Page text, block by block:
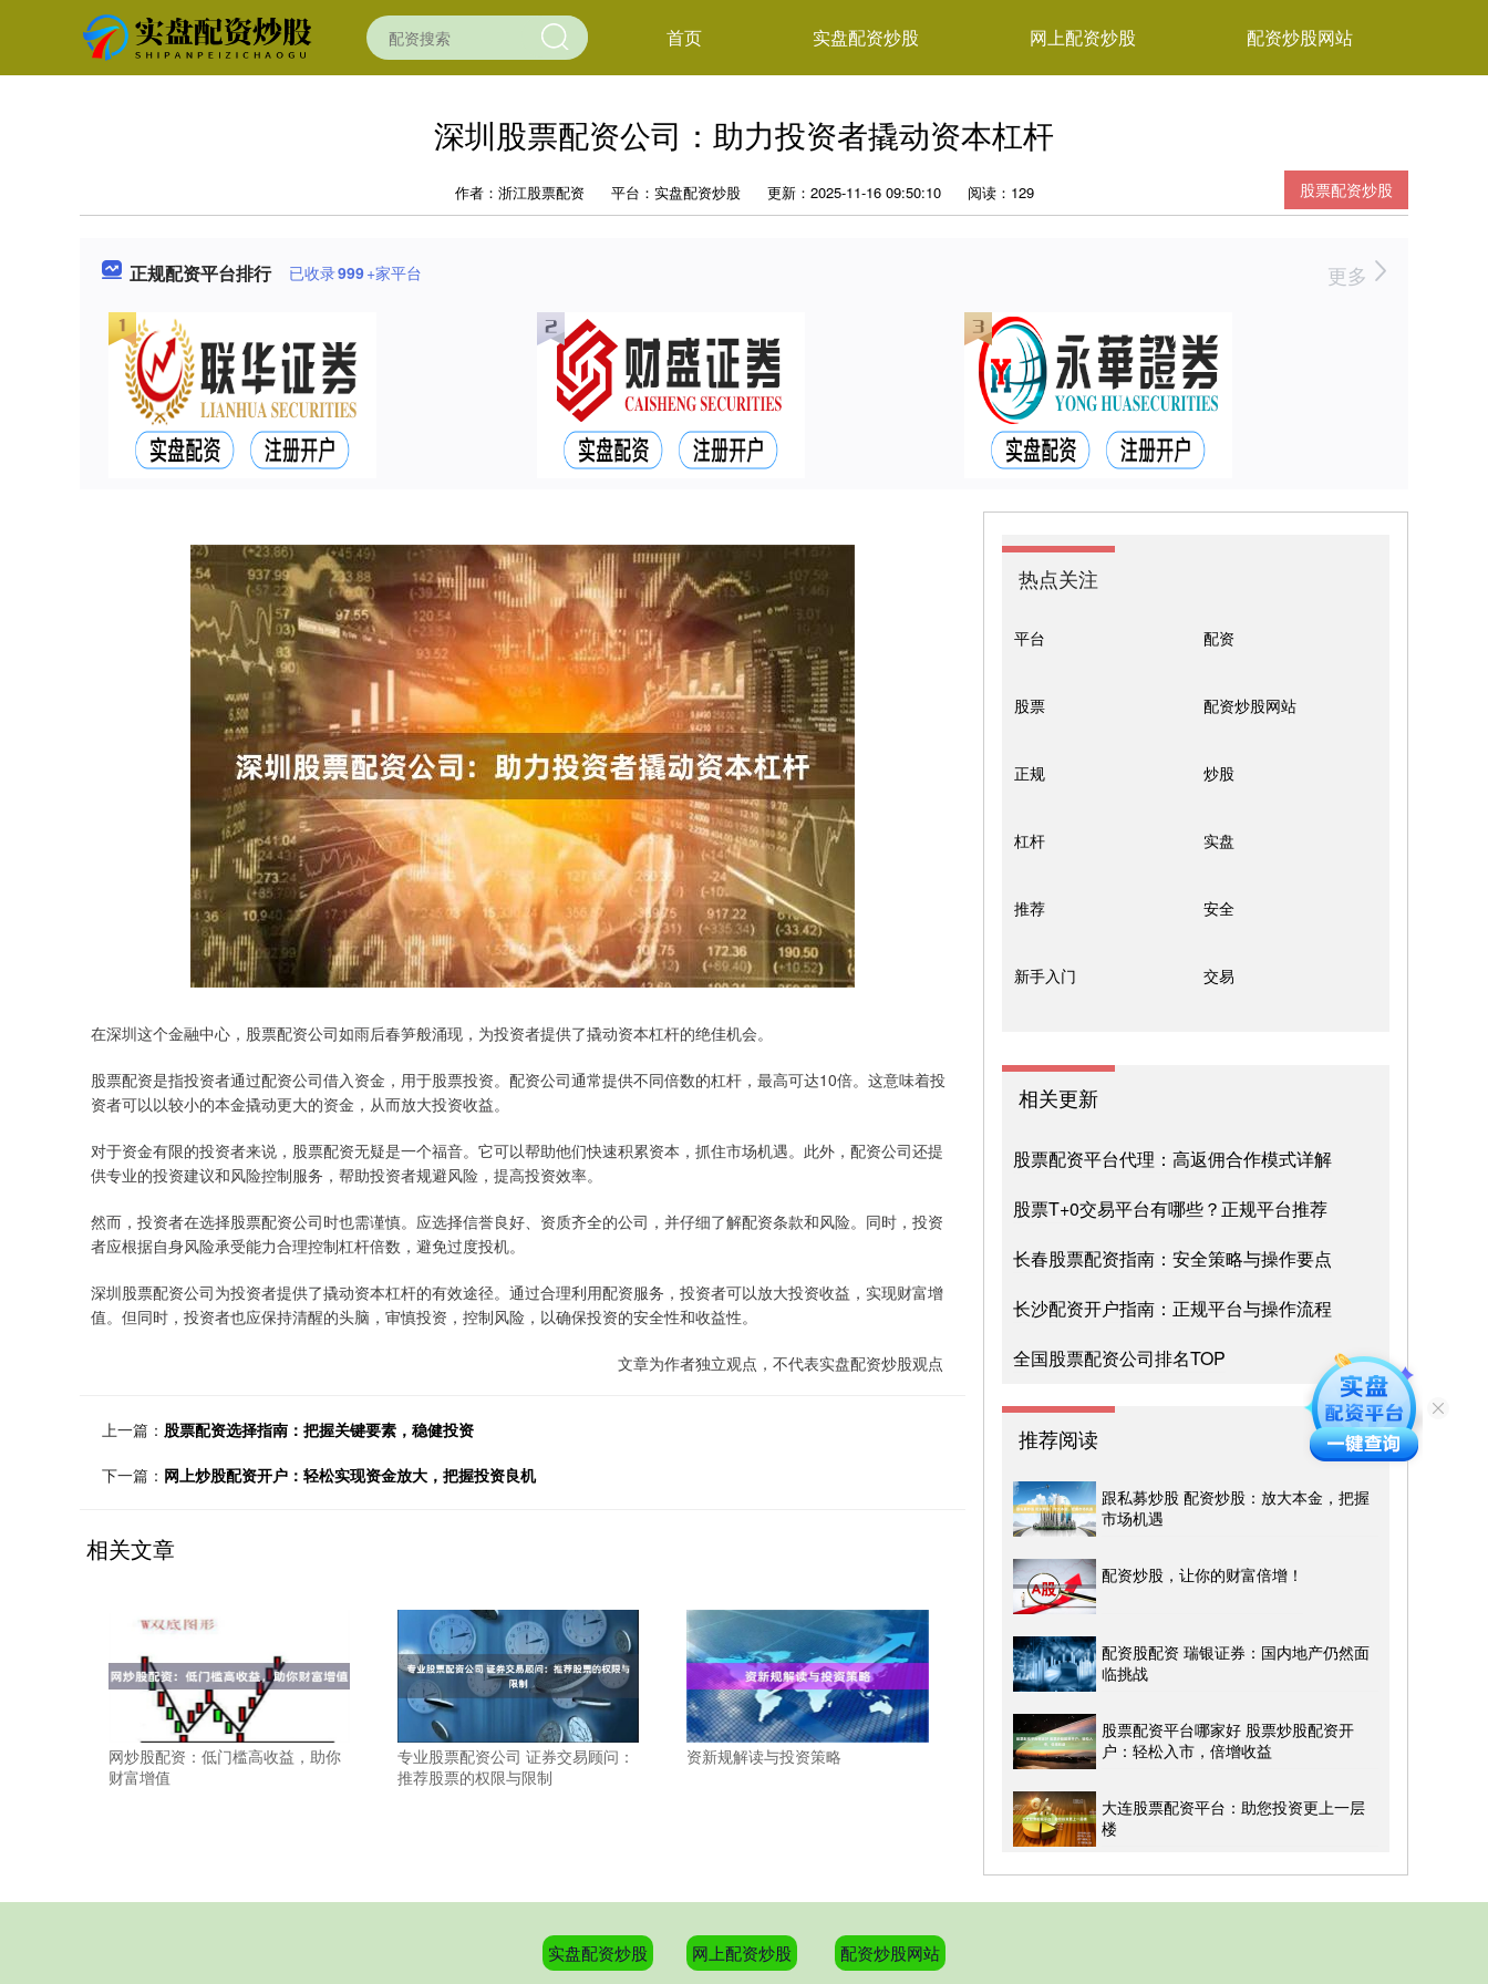
首页 实盘配资炒股 网上配资炒股 配资炒股网站
深圳股票配资公司：助力投资者撬动资本杠杆
股票配资炒股
作者：浙江股票配资 平台：实盘配资炒股 更新：2025-11-16 09:50:10 阅读：129
正规配资平台排行 已收录999+家平台 更多
在深圳这个金融中心，股票配资公司如雨后春笋般涌现，为投资者提供了撬动资本杠杆的绝佳机会。
股票配资是指投资者通过配资公司借入资金，用于股票投资。配资公司通常提供不同倍数的杠杆，最高可达10倍。这意味着投
资者可以以较小的本金撬动更大的资金，从而放大投资收益。
对于资金有限的投资者来说，股票配资无疑是一个福音。它可以帮助他们快速积累资本，抓住市场机遇。此外，配资公司还提
供专业的投资建议和风险控制服务，帮助投资者规避风险，提高投资效率。
然而，投资者在选择股票配资公司时也需谨慎。应选择信誉良好、资质齐全的公司，并仔细了解配资条款和风险。同时，投资
者应根据自身风险承受能力合理控制杠杆倍数，避免过度投机。
深圳股票配资公司为投资者提供了撬动资本杠杆的有效途径。通过合理利用配资服务，投资者可以放大投资收益，实现财富增
值。但同时，投资者也应保持清醒的头脑，审慎投资，控制风险，以确保投资的安全性和收益性。
文章为作者独立观点，不代表实盘配资炒股观点
上一篇： 股票配资选择指南：把握关键要素，稳健投资
下一篇： 网上炒股配资开户：轻松实现资金放大，把握投资良机
相关文章
网炒股配资：低门槛高收益，助你
财富增值
专业股票配资公司 证券交易顾问：
推荐股票的权限与限制
资新规解读与投资策略
热点关注
平台 配资
股票 配资炒股网站
正规 炒股
杠杆 实盘
推荐 安全
新手入门 交易
相关更新
股票配资平台代理：高返佣合作模式详解
股票T+0交易平台有哪些？正规平台推荐
长春股票配资指南：安全策略与操作要点
长沙配资开户指南：正规平台与操作流程
全国股票配资公司排名TOP
推荐阅读
跟私募炒股 配资炒股：放大本金，把握
市场机遇
配资炒股，让你的财富倍增！
配资股配资 瑞银证券：国内地产仍然面
临挑战
股票配资平台哪家好 股票炒股配资开
户：轻松入市，倍增收益
大连股票配资平台：助您投资更上一层
楼
实盘配资炒股 网上配资炒股 配资炒股网站